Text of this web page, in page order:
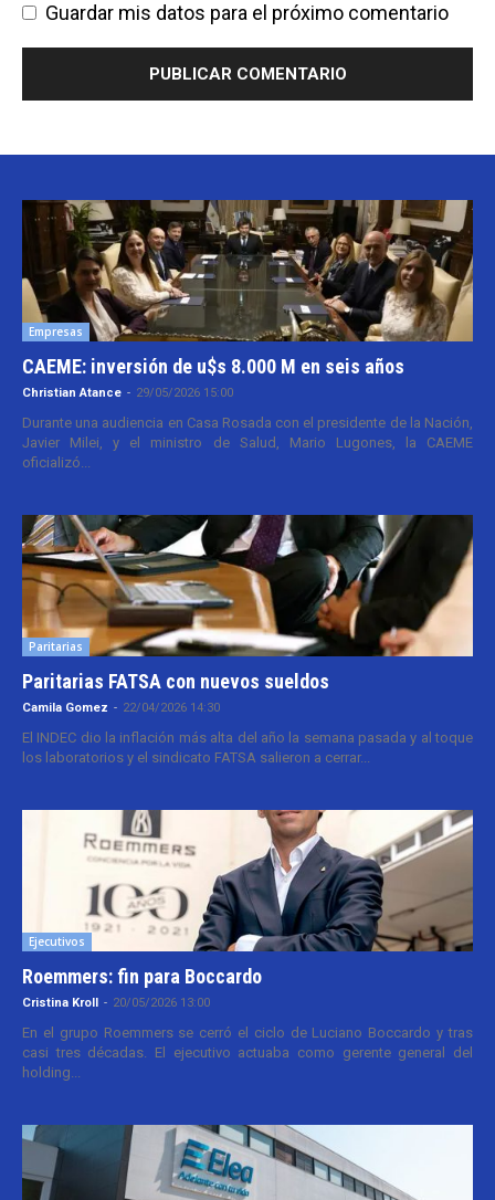
Guardar mis datos para el próximo comentario
Empresas
CAEME: inversión de u$s 8.000 M en seis años
Christian Atance - 29/05/2026 15:00
Durante una audiencia en Casa Rosada con el presidente de la Nación,
Javier Milei, y el ministro de Salud, Mario Lugones, la CAEME
oficializó...
Paritarias
Paritarias FATSA con nuevos sueldos
Camila Gomez - 22/04/2026 14:30
El INDEC dio la inflación más alta del año la semana pasada y al toque
los laboratorios y el sindicato FATSA salieron a cerrar...
Ejecutivos
Roemmers: fin para Boccardo
Cristina Kroll - 20/05/2026 13:00
En el grupo Roemmers se cerró el ciclo de Luciano Boccardo y tras
casi tres décadas. El ejecutivo actuaba como gerente general del
holding...